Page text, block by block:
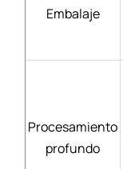
Embalaje
Procesamiento
profundo